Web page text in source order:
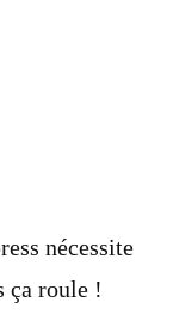
nécessite
ça roule !